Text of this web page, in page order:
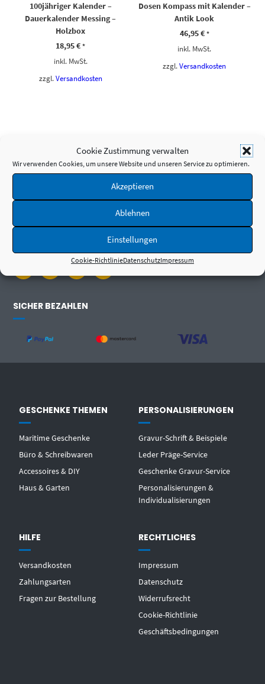
Cookie Zustimmung verwalten
Wir verwenden Cookies, um unsere Website und unseren Service zu optimieren.
Akzeptieren
Ablehnen
Einstellungen
Cookie-RichtlinieDatenschutzImpressum
100jähriger Kalender –
Dauerkalender Messing –
Holzbox
18,95€ *
inkl. MwSt.
zzgl. Versandkosten
Dosen Kompass mit Kalender –
Antik Look
46,95€ *
inkl. MwSt.
zzgl.Versandkosten
SICHER BEZAHLEN
GESCHENKE THEMEN
Maritime Geschenke
Büro & Schreibwaren
Accessoires & DIY
Haus & Garten
PERSONALISIERUNGEN
Gravur-Schrift & Beispiele
Leder Präge-Service
Geschenke Gravur-Service
Personalisierungen &
Individualisierungen
HILFE
Versandkosten
Zahlungsarten
Fragen zur Bestellung
RECHTLICHES
Impressum
Datenschutz
Widerrufsrecht
Cookie-Richtlinie
Geschäftsbedingungen